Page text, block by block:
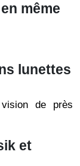
même
lunettes
de près
et